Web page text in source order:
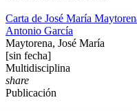
Carta de José María
Antonio García
Maytorena, José María
[sin fecha]
Multidisciplina
share
Publicación